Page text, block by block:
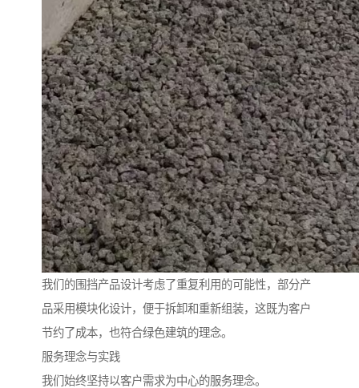
我们的围挡产品设计考虑了重复利用的可能性，部分产
品采用模块化设计，便于拆卸和重新组装，这既为客户
节约了成本，也符合绿色建筑的理念。
服务理念与实践
我们始终坚持以客户需求为中心的服务理念。